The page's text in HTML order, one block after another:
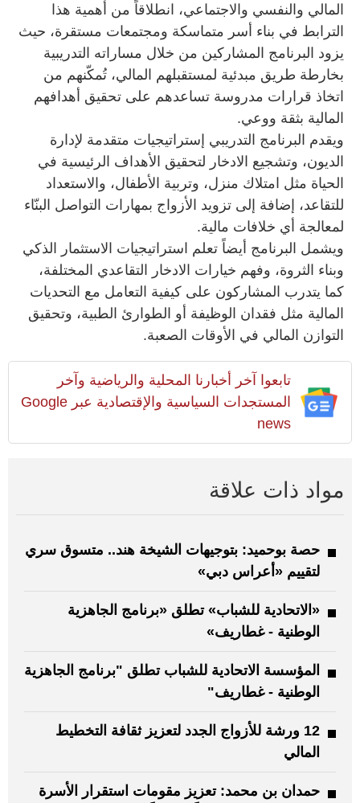
المالي والنفسي والاجتماعي، انطلاقاً من أهمية هذا
الترابط في بناء أسر متماسكة ومجتمعات مستقرة، حيث
يزود البرنامج المشاركين من خلال مساراته التدريبية
بخارطة طريق مبدئية لمستقبلهم المالي، تُمكّنهم من
اتخاذ قرارات مدروسة تساعدهم على تحقيق أهدافهم
المالية بثقة ووعي.
ويقدم البرنامج التدريبي إستراتيجيات متقدمة لإدارة
الديون، وتشجيع الادخار لتحقيق الأهداف الرئيسية في
الحياة مثل امتلاك منزل، وتربية الأطفال، والاستعداد
للتقاعد، إضافة إلى تزويد الأزواج بمهارات التواصل البنّاء
لمعالجة أي خلافات مالية.
ويشمل البرنامج أيضاً تعلم استراتيجيات الاستثمار الذكي
وبناء الثروة، وفهم خيارات الادخار التقاعدي المختلفة،
كما يتدرب المشاركون على كيفية التعامل مع التحديات
المالية مثل فقدان الوظيفة أو الطوارئ الطبية، وتحقيق
التوازن المالي في الأوقات الصعبة.
تابعوا آخر أخبارنا المحلية والرياضية وآخر
المستجدات السياسية والإقتصادية عبر Google
news
مواد ذات علاقة
حصة بوحميد: بتوجيهات الشيخة هند.. متسوق سري
لتقييم «أعراس دبي»
«الاتحادية للشباب» تطلق «برنامج الجاهزية
الوطنية - غطاريف»
المؤسسة الاتحادية للشباب تطلق "برنامج الجاهزية
الوطنية - غطاريف"
12 ورشة للأزواج الجدد لتعزيز ثقافة التخطيط
المالي
حمدان بن محمد: تعزيز مقومات استقرار الأسرة